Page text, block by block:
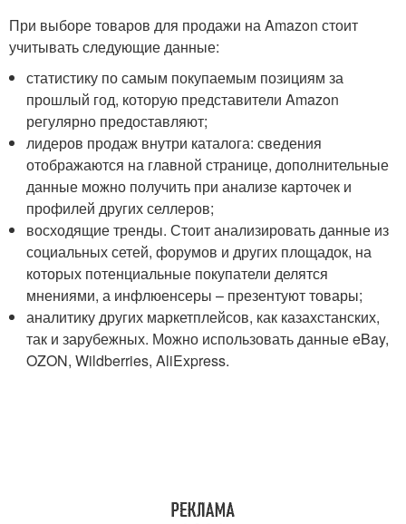
При выборе товаров для продажи на Amazon стоит
учитывать следующие данные:
статистику по самым покупаемым позициям за
прошлый год, которую представители Amazon
регулярно предоставляют;
лидеров продаж внутри каталога: сведения
отображаются на главной странице, дополнительные
данные можно получить при анализе карточек и
профилей других селлеров;
восходящие тренды. Стоит анализировать данные из
социальных сетей, форумов и других площадок, на
которых потенциальные покупатели делятся
мнениями, а инфлюенсеры – презентуют товары;
аналитику других маркетплейсов, как казахстанских,
так и зарубежных. Можно использовать данные eBay,
OZON, Wildberries, AliExpress.